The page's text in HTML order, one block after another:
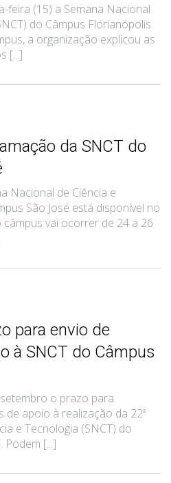
feira (15) a Semana Nacional
do Câmpus Florianópolis
a organização explicou as
[...]
da SNCT do
Nacional de Ciência e
São José está disponível no
câmpus vai ocorrer de 24 a 26
para envio de
à SNCT do Câmpus
o prazo para
apoio à realização da 22ª
e Tecnologia (SNCT) do
Podem [...]